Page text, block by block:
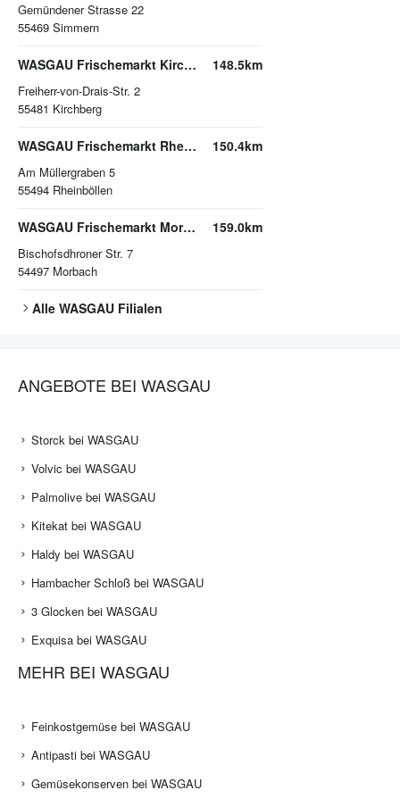
Gemündener Strasse 22
55469 Simmern
WASGAU Frischemarkt Kirchberg
Freiherr-von-Drais-Str. 2
55481 Kirchberg
148.5km
WASGAU Frischemarkt Rheinböllen
Am Müllergraben 5
55494 Rheinböllen
150.4km
WASGAU Frischemarkt Morbach
Bischofsdhroner Str. 7
54497 Morbach
159.0km
Alle WASGAU Filialen
ANGEBOTE BEI WASGAU
Storck bei WASGAU
Volvic bei WASGAU
Palmolive bei WASGAU
Kitekat bei WASGAU
Haldy bei WASGAU
Hambacher Schloß bei WASGAU
3 Glocken bei WASGAU
Exquisa bei WASGAU
MEHR BEI WASGAU
Feinkostgemüse bei WASGAU
Antipasti bei WASGAU
Gemüsekonserven bei WASGAU